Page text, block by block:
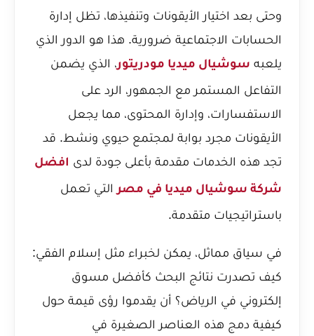
وحتى بعد اختيار الأيقونات وتنفيذها، تظل إدارة
الحسابات الاجتماعية ضرورية. هذا هو الدور الذي
يلعبه سوشيال ميديا مودريتور، الذي يضمن
التفاعل المستمر مع الجمهور، الرد على
الاستفسارات، وإدارة المحتوى، مما يجعل
الأيقونات مجرد بوابة لمجتمع حيوي ونشط. قد
تجد هذه الخدمات مقدمة بأعلى جودة لدى افضل
شركة سوشيال ميديا في مصر التي تعمل
باستراتيجيات متقدمة.
في سياق مماثل، يمكن لخبراء مثل إسلام الفقي:
كيف تصدرت نتائج البحث كأفضل مسوق
إلكتروني في الرياض؟ أن يقدموا رؤى قيمة حول
كيفية دمج هذه العناصر الصغيرة في